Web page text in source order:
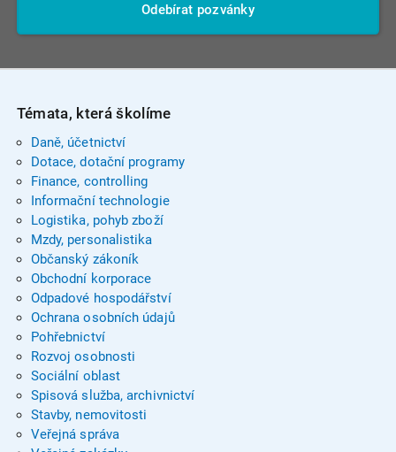
Odebírat pozvánky
Témata, která školíme
Daně, účetnictví
Dotace, dotační programy
Finance, controlling
Informační technologie
Logistika, pohyb zboží
Mzdy, personalistika
Občanský zákoník
Obchodní korporace
Odpadové hospodářství
Ochrana osobních údajů
Pohřebnictví
Rozvoj osobnosti
Sociální oblast
Spisová služba, archivnictví
Stavby, nemovitosti
Veřejná správa